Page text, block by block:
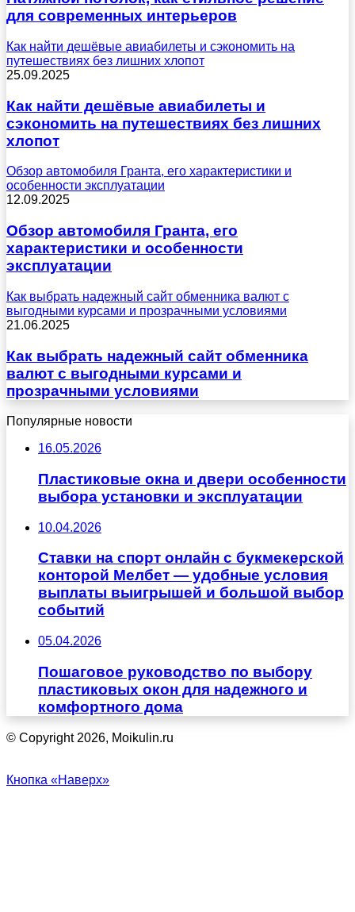
для современных интерьеров
Как найти дешёвые авиабилеты и сэкономить на
путешествиях без лишних хлопот
25.09.2025
Как найти дешёвые авиабилеты и
сэкономить на путешествиях без лишних
хлопот
Обзор автомобиля Гранта, его характеристики и
особенности эксплуатации
12.09.2025
Обзор автомобиля Гранта, его
характеристики и особенности
эксплуатации
Как выбрать надежный сайт обменника валют с
выгодными курсами и прозрачными условиями
21.06.2025
Как выбрать надежный сайт обменника
валют с выгодными курсами и
прозрачными условиями
Популярные новости
16.05.2026
Пластиковые окна и двери особенности
выбора установки и эксплуатации
10.04.2026
Ставки на спорт онлайн с букмекерской
конторой Мелбет — удобные условия
выплаты выигрышей и большой выбор
событий
05.04.2026
Пошаговое руководство по выбору
пластиковых окон для надежного и
комфортного дома
© Copyright 2026, Moikulin.ru
Кнопка «Наверх»